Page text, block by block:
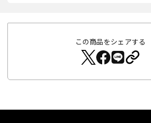
この商品をシェアする